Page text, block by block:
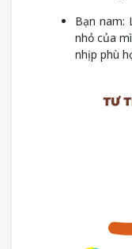
Bạn nam:
nhỏ của
nhịp phù